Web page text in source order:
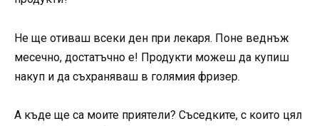
Не ще отиваш всеки ден при лекаря. Поне веднъж
месечно, достатъчно е! Продукти можеш да купиш
накуп и да съхраняваш в голямия фризер.
А къде ще са моите приятели? Съседките, с които цял